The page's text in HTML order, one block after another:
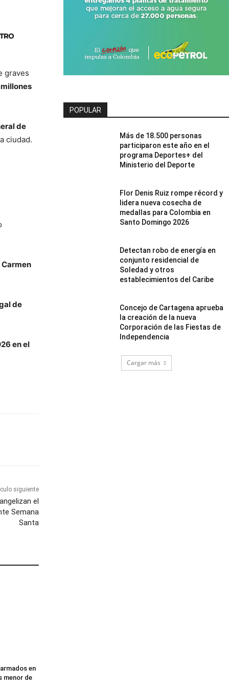
graves
de
ciudad.
de
en el
siguiente
el
Semana
Santa
en
menor de
POPULAR
Más de 18.500 personas
participaron este año en el
programa Deportes+ del
Ministerio del Deporte
Flor Denis Ruiz rompe récord y
lidera nueva cosecha de
medallas para Colombia en
Santo Domingo 2026
Detectan robo de energía en
conjunto residencial de
Soledad y otros
establecimientos del Caribe
Concejo de Cartagena aprueba
la creación de la nueva
Corporación de las Fiestas de
Independencia
Cargar más